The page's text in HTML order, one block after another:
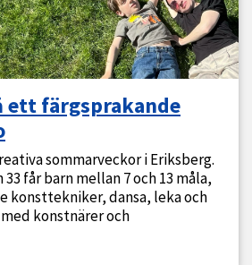
ett färgsprakande
sommarveckor i Eriksberg.
33 får barn mellan 7 och 13 måla,
konsttekniker, dansa, leka och
konstnärer och